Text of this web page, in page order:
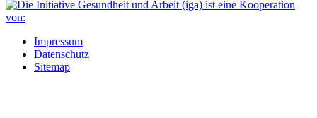
Impressum
Datenschutz
Sitemap